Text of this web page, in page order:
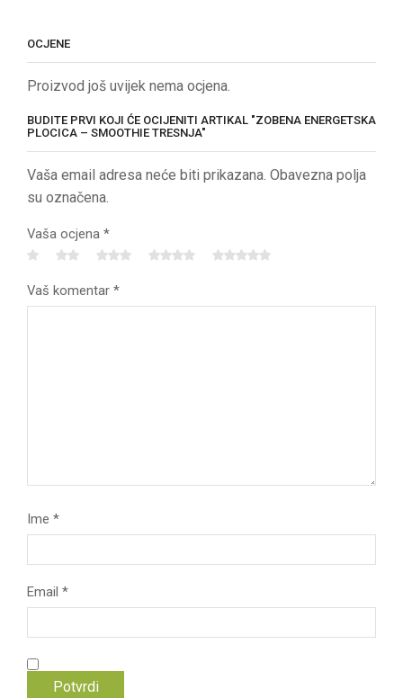
OCJENE
Proizvod još uvijek nema ocjena.
BUDITE PRVI KOJI ĆE OCIJENITI ARTIKAL "ZOBENA ENERGETSKA
PLOCICA – SMOOTHIE TRESNJA"
Vaša email adresa neće biti prikazana. Obavezna polja
su označena.
Vaša ocjena *
Vaš komentar *
Ime *
Email *